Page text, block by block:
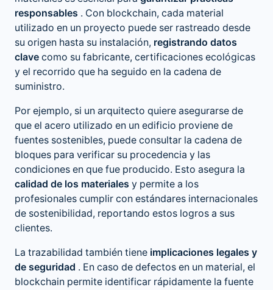
responsables . Con blockchain, cada material
utilizado en un proyecto puede ser rastreado desde
su origen hasta su instalación, registrando datos
clave como su fabricante, certificaciones ecológicas
y el recorrido que ha seguido en la cadena de
suministro.
Por ejemplo, si un arquitecto quiere asegurarse de
que el acero utilizado en un edificio proviene de
fuentes sostenibles, puede consultar la cadena de
bloques para verificar su procedencia y las
condiciones en que fue producido. Esto asegura la
calidad de los materiales y permite a los
profesionales cumplir con estándares internacionales
de sostenibilidad, reportando estos logros a sus
clientes.
La trazabilidad también tiene implicaciones legales y
de seguridad . En caso de defectos en un material, el
blockchain permite identificar rápidamente la fuente